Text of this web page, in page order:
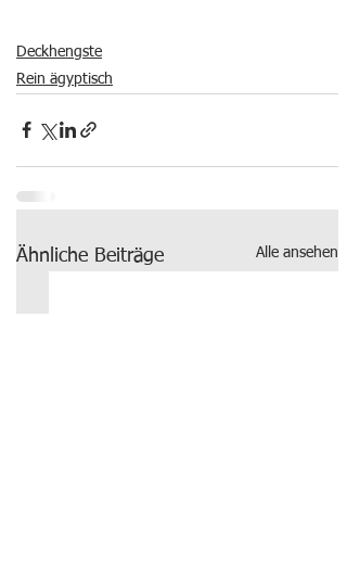
Deckhengste
Rein ägyptisch
Ähnliche Beiträge Alle ansehen